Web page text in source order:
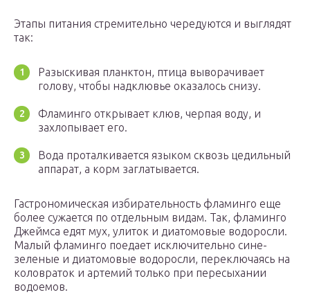
Этапы питания стремительно чередуются и выглядят
так:
Разыскивая планктон, птица выворачивает
голову, чтобы надклювье оказалось снизу.
Фламинго открывает клюв, черпая воду, и
захлопывает его.
Вода проталкивается языком сквозь цедильный
аппарат, а корм заглатывается.
Гастрономическая избирательность фламинго еще
более сужается по отдельным видам. Так, фламинго
Джеймса едят мух, улиток и диатомовые водоросли.
Малый фламинго поедает исключительно сине-
зеленые и диатомовые водоросли, переключаясь на
коловраток и артемий только при пересыхании
водоемов.